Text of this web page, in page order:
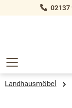
springen 02137
Landhausmöbel